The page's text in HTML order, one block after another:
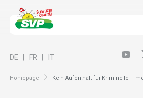
Homepage Kein Aufenthalt für Kriminelle –
DE FR IT